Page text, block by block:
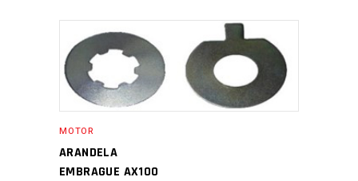
MOTOR
ARANDELA
EMBRAGUE AX100